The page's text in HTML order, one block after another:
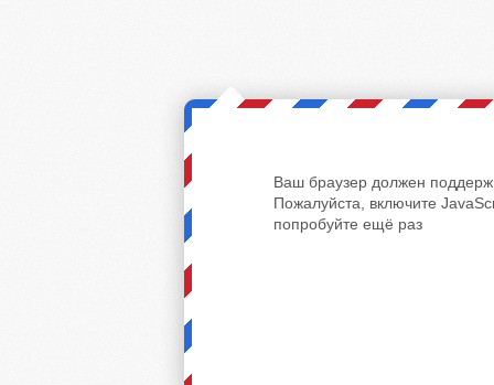
Ваш браузер должен
Пожалуйста, включите
попробуйте ещё раз